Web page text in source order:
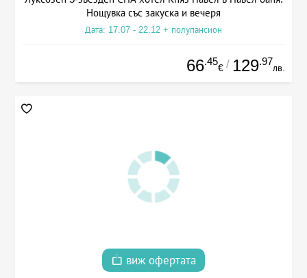
Нощувка със закуска и вечеря
Дата: 17.07 - 22.12 + полупансион
66.45
€ / 129.97
лв.
виж офертата